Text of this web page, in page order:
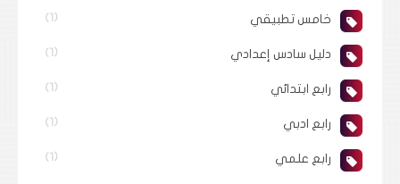
خامس تطبيقي (1)
دليل سادس إعدادي (1)
رابع ابتدائي (1)
رابع ادبي (1)
رابع علمي (1)